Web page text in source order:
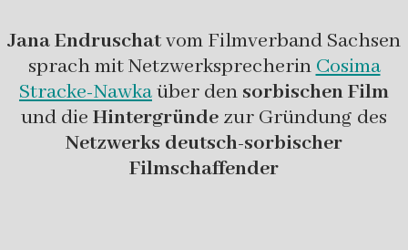
Jana Endruschatvom Filmverband Sachsen
sprach mit Netzwerksprecherin Cosima
Stracke-Nawkaüber den sorbischen Film
und die Hintergründe zur Gründung des
Netzwerks deutsch-sorbischer
Filmschaffender